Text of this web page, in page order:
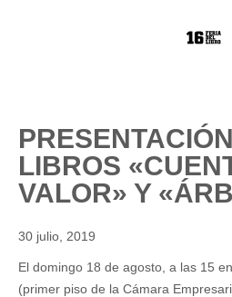
LIBROS
VALOR» Y
30 julio, 2019
El domingo 18 de agosto, a las 15
(primer piso de la Cámara